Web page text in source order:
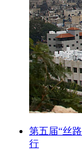
第五届“丝
行